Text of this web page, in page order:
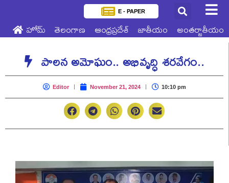
E - PAPER
హోమ్ తెలంగాణ ఆంధ్రప్రదేశ్ జాతీయం అంతర్జాతీయం
పాలన అమోఘం.. అభివృద్ధి శరవేగం..
Editor November 21, 2024 10:10 pm